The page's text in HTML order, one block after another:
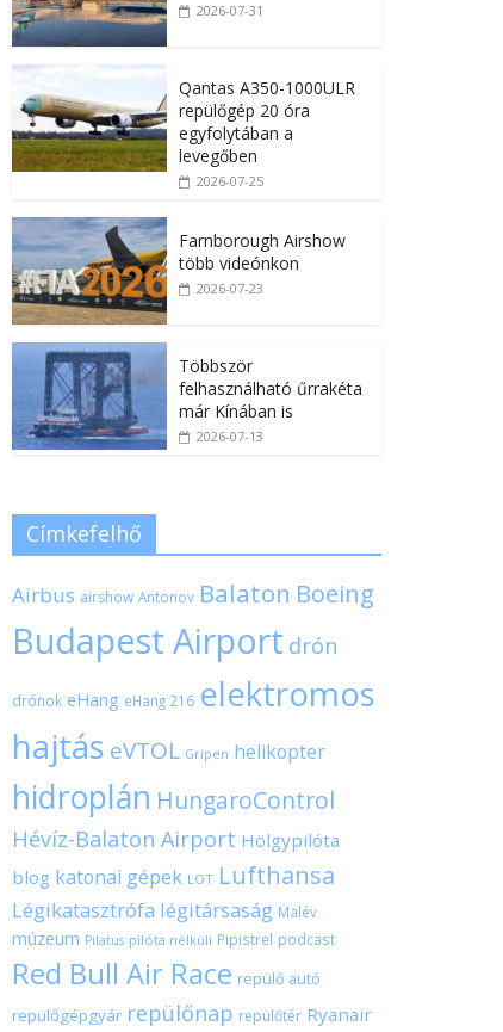
2026-07-31
Qantas A350-1000ULR
repülőgép 20 óra
egyfolytában a
levegőben
2026-07-25
Farnborough Airshow
több videónkon
2026-07-23
Többször
felhasználható űrrakéta
már Kínában is
2026-07-13
Címkefelhő
Airbus airshow Antonov Balaton Boeing
Budapest Airport drón
drónok eHang eHang 216 elektromos
hajtás eVTOL Gripen helikopter
hidroplán HungaroControl
Hévíz-Balaton Airport Hölgypilóta
blog katonai gépek LOT Lufthansa
Légikatasztrófa légitársaság Malév
múzeum Pilatus pilóta nélküli Pipistrel podcast
Red Bull Air Race repülő autó
repülőgépgyár repülőnap repülőtér Ryanair